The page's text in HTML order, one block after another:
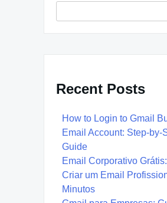
Recent Posts
How to Login to Gmail
Email Account: Step-by-
Guide
Email Corporativo
Criar um Email
Minutos